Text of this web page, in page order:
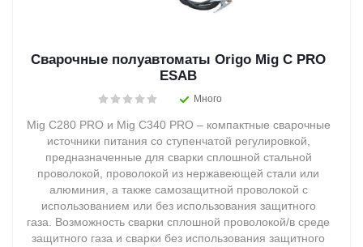
Сварочные полуавтоматы Origo Mig C PRO
ESAB
Много
Mig C280 PRO и Mig C340 PRO – компактные сварочные
источники питания со ступенчатой регулировкой,
предназначенные для сварки сплошной стальной
проволокой, проволокой из нержавеющей стали или
алюминия, а также самозащитной проволокой с
использованием или без использования защитного
газа. Возможность сварки сплошной проволокой/в среде
защитного газа и сварки без использования защитного